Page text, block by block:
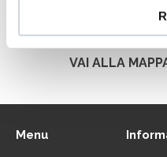
VAI ALLA
Menu